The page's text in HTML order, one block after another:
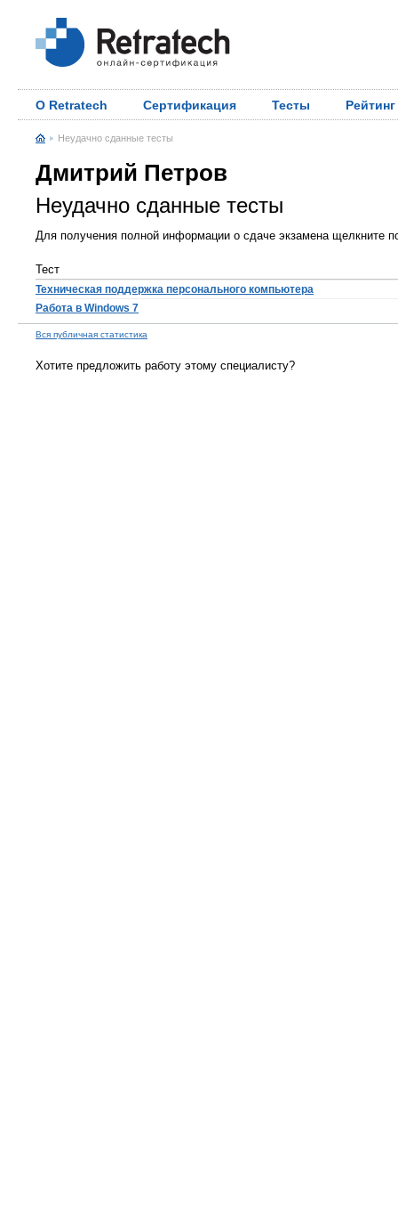
О Retratech Сертификация Тесты Рейтинг
Неудачно сданные тесты
Дмитрий Петров
Неудачно сданные тесты
Для получения полной информации о сдаче экзамена щелкните
Тест
Техническая поддержка персонального компьютера
Работа в Windows 7
Вся публичная статистика
Хотите предложить работу этому специалисту?